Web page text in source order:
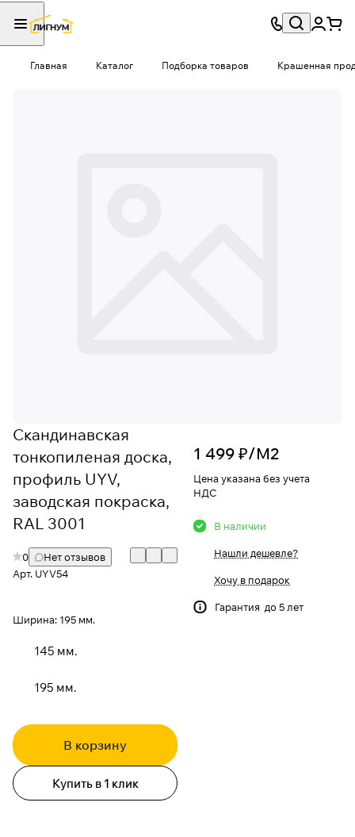
Главная Каталог Подборка товаров Крашенная
Скандинавская
тонкопиленая доска,
профиль UYV,
заводская покраска,
RAL 3001
0
Нет отзывов
Арт. UYV54
Ширина: 195 мм.
145 мм.
195 мм.
В корзину
Купить в 1 клик
1 499 ₽/М2
Цена указана без учета
НДС
В наличии
Нашли дешевле?
Хочу в подарок
Гарантия до 5 лет